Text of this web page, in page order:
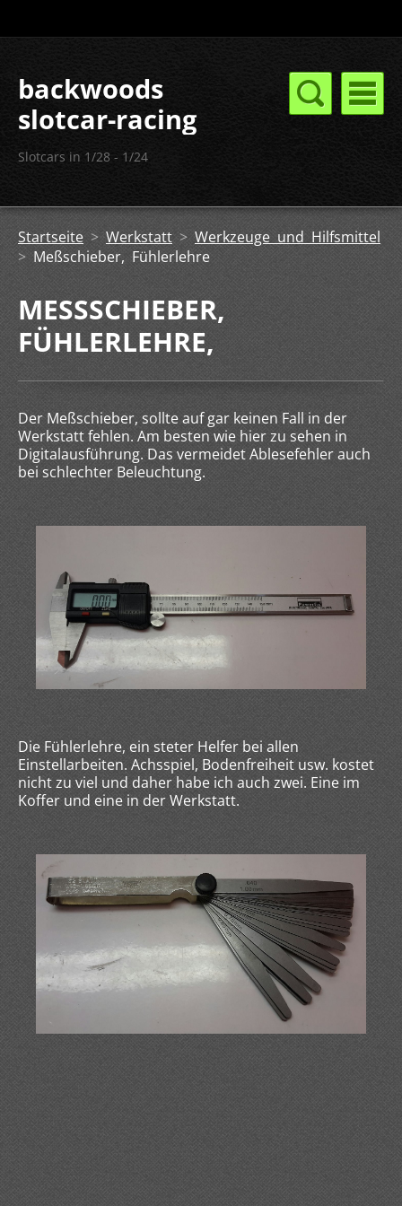
backwoods
slotcar-racing
Slotcars in 1/28 - 1/24
Startseite > Werkstatt > Werkzeuge und Hilfsmittel
>Meßschieber, Fühlerlehre
MESSSCHIEBER, F
ÜHLERLEHRE,
Der Meßschieber, sollte auf gar keinen Fall in der
Werkstatt fehlen. Am besten wie hier zu sehen in
Digitalausführung. Das vermeidet Ablesefehler auch
bei schlechter Beleuchtung.
Die Fühlerlehre, ein steter Helfer bei allen
Einstellarbeiten. Achsspiel, Bodenfreiheit usw. kostet
nicht zu viel und daher habe ich auch zwei. Eine im
Koffer und eine in der Werkstatt.